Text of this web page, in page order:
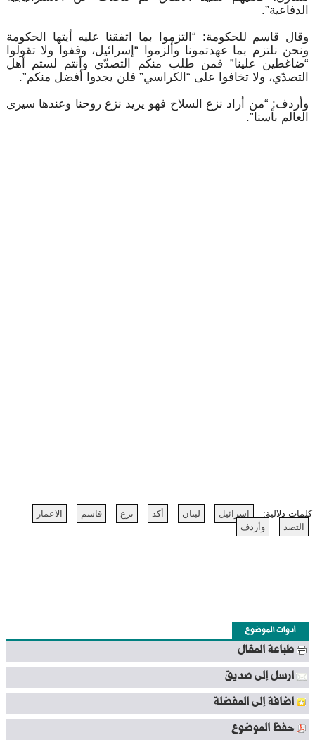
الدفاعية”.
وقال قاسم للحكومة: “التزموا بما اتفقنا عليه أيتها الحكومة
ونحن نلتزم بما عهدتمونا وألزموا “إسرائيل، وقفوا ولا تقولوا
“ضاغطين علينا” فمن طلب منكم التصدّي وأنتم لستم أهل
التصدّي، ولا تخافوا على “الكراسي” فلن يجدوا أفضل منكم”.
وأردف: “من أراد نزع السلاح فهو يريد نزع روحنا وعندها سيرى
العالم بأسنا”.
كلمات دلالية: إسرائيل لبنان أكد نزع قاسم
الاعمار
التصد
وأردف
أدوات الموضوع
طباعة المقال
ارسل إلى صديق
اضافة إلى المفضلة
حفظ الموضوع